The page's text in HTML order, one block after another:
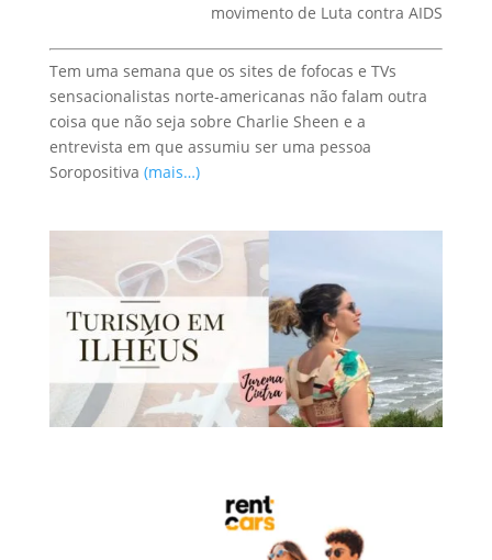
movimento de Luta contra AIDS
Tem uma semana que os sites de fofocas e TVs
sensacionalistas norte-americanas não falam outra
coisa que não seja sobre Charlie Sheen e a
entrevista em que assumiu ser uma pessoa
Soropositiva (mais…)